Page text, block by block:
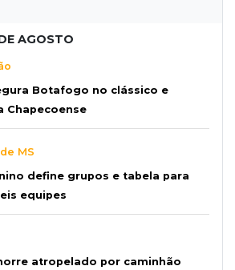
AGOSTO
Botafogo no clássico e
Chapecoense
MS
define grupos e tabela para
equipes
atropelado por caminhão